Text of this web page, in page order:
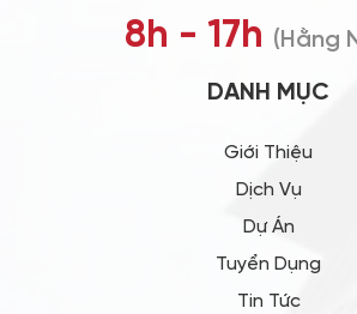
8h - 17h (Hằng
DANH MỤC
Giới Thiệu
Dịch Vụ
Dự Án
Tuyển Dụng
Tin Tức